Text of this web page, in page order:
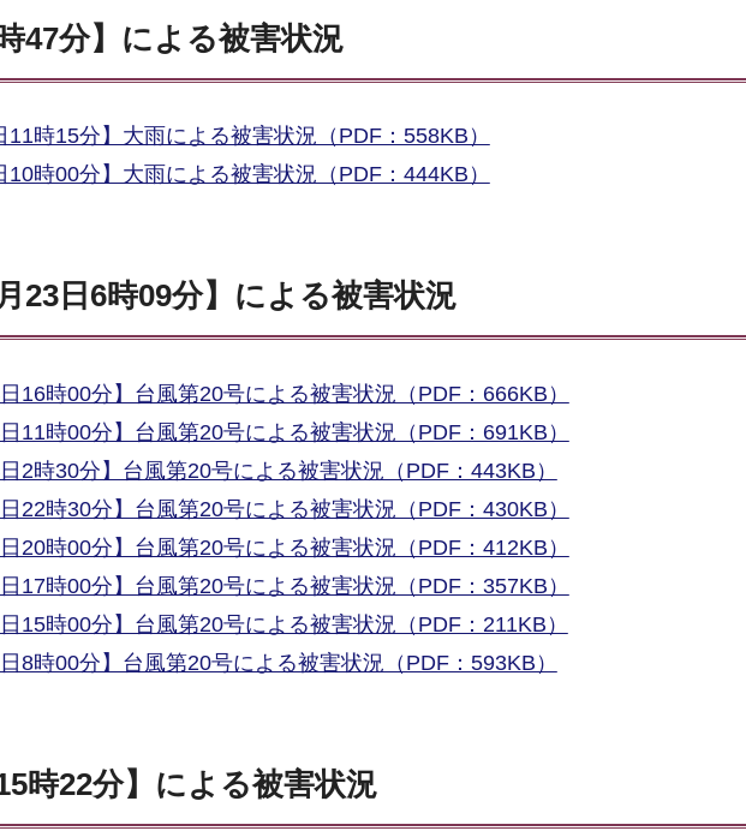
47分】による被害状況
時15分】大雨による被害状況（PDF：558KB）
時00分】大雨による被害状況（PDF：444KB）
23日6時09分】による被害状況
16時00分】台風第20号による被害状況（PDF：666KB）
11時00分】台風第20号による被害状況（PDF：691KB）
2時30分】台風第20号による被害状況（PDF：443KB）
22時30分】台風第20号による被害状況（PDF：430KB）
20時00分】台風第20号による被害状況（PDF：412KB）
17時00分】台風第20号による被害状況（PDF：357KB）
15時00分】台風第20号による被害状況（PDF：211KB）
8時00分】台風第20号による被害状況（PDF：593KB）
時22分】による被害状況